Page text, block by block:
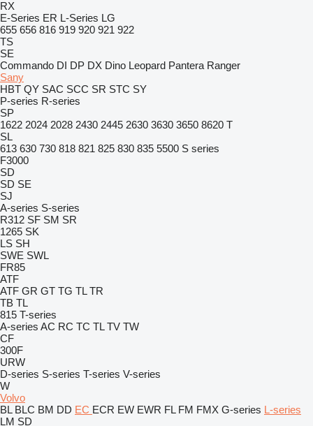
RX
E-Series ER L-Series LG
655 656 816 919 920 921 922
TS
SE
Commando DI DP DX Dino Leopard Pantera Ranger
Sany
HBT QY SAC SCC SR STC SY
P-series R-series
SP
1622 2024 2028 2430 2445 2630 3630 3650 8620 T
SL
613 630 730 818 821 825 830 835 5500 S series
F3000
SD
SD SE
SJ
A-series S-series
R312 SF SM SR
1265 SK
LS SH
SWE SWL
FR85
ATF
ATF GR GT TG TL TR
TB TL
815 T-series
A-series AC RC TC TL TV TW
CF
300F
URW
D-series S-series T-series V-series
W
Volvo
BL BLC BM DD EC ECR EW EWR FL FM FMX G-series L-series
LM SD